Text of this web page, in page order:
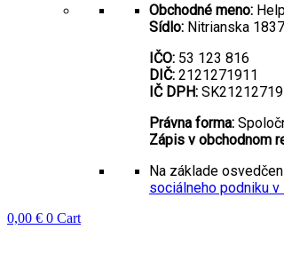
Obchodné meno:
Sídlo: Nitrianska
IČO: 53 123 816
DIČ: 2121271911
IČ DPH:
Právna forma:
Zápis v obchodnom
Na základe
sociálneho podniku
0,00 € 0 Cart